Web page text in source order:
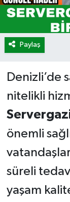
Paylaş
Denizli’de
nitelikli
önemli
süreli
yaşam